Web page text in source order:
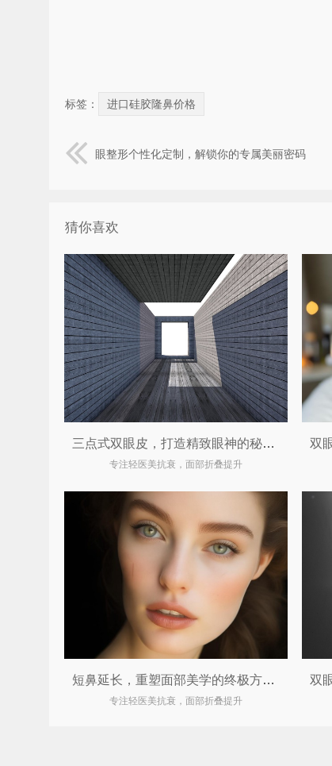
标签： 进口硅胶隆鼻价格
眼整形个性化定制，解锁你的专属美丽密码
猜你喜欢
三点式双眼皮，打造精致眼神的秘密武器
专注轻医美抗衰，面部折叠提升
短鼻延长，重塑面部美学的终极方案！
专注轻医美抗衰，面部折叠提升